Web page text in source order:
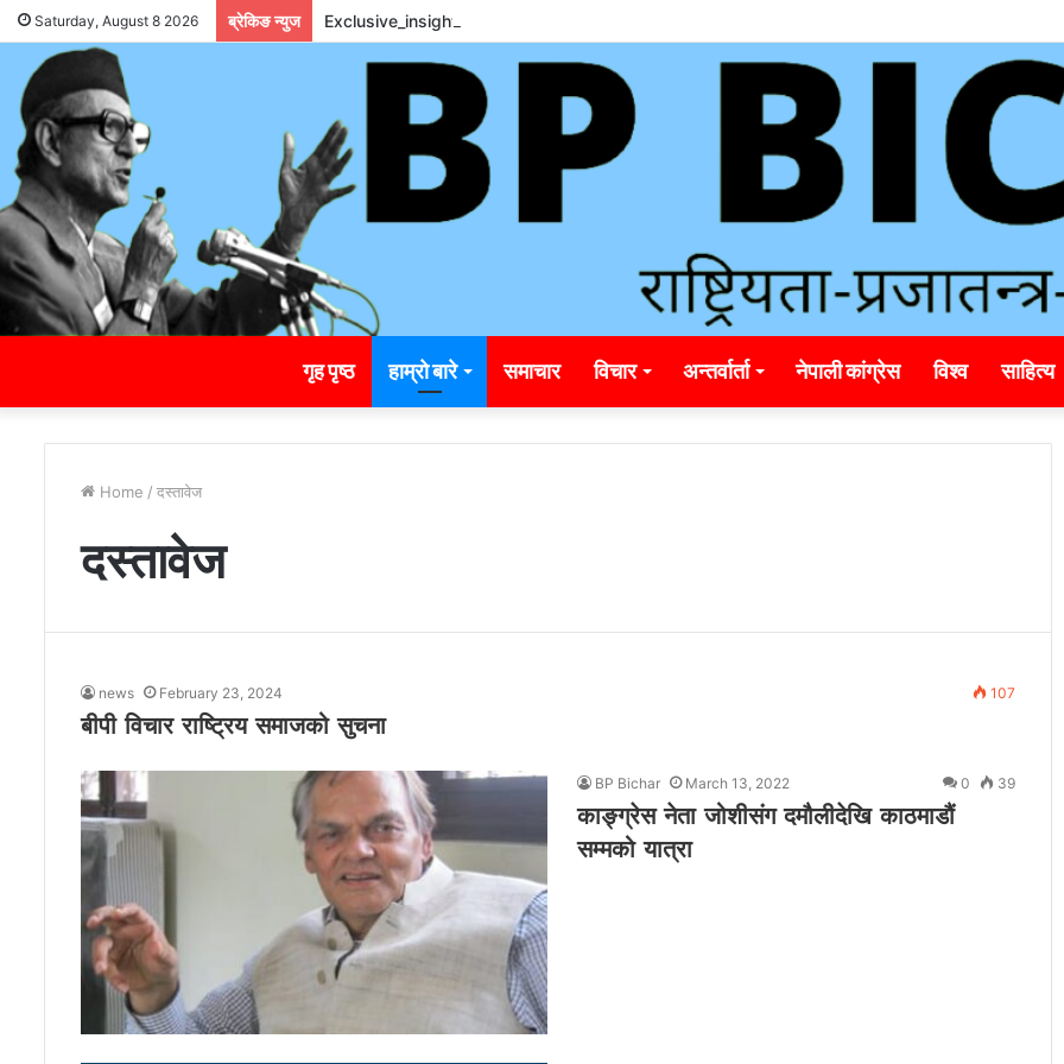
Saturday, August 8 2026 ब्रेकिङ न्युज Exclusive_insights_surrounding_rainbet_empower_informed_crypto_wagering_decision
गृह पृष्ठ हाम्रो बारे समाचार विचार अन्तर्वार्ता नेपाली कांग्रेस विश्व साहित्य
Home / दस्तावेज
दस्तावेज
news February 23, 2024 107
बीपी विचार राष्ट्रिय समाजको सुचना
BP Bichar March 13, 2022 0 39
काङ्ग्रेस नेता जोशीसंग दमौलीदेखि काठमाडौं
सम्मको यात्रा